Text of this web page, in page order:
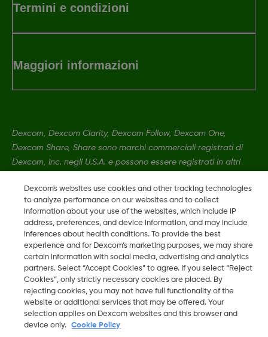
Termini e condizioni
Maggiori informazioni
Dexcom, Dexcom Clarity, Dexcom Follow, Dexcom One,
Dexcom Share, Share sono marchi commerciali registrati di
Dexcom, Inc. negli U.S.A. e possono essere registrati in altri
LBL016812 Rev001 • MAT-0358 Rev001
2026 Dexcom, Inc. Tutti i diritti riservati.
IT
Cambia regione
Dexcom's websites use cookies and other tracking technologies
to analyze performance on our websites and to collect
information about your use of the websites, which include IP
address, preferences, and device information, and may include
inferences about health conditions. To provide the best
experience and for Dexcom’s marketing purposes, we may share
certain information with social media, advertising and analytics
partners. Select “Accept Cookies” to agree. If you select “Reject
Cookies”, only strictly necessary cookies are placed. By
rejecting cookies, you may not have full functionality of the
website or additional services that may be offered. Your
selection applies on Dexcom websites and this browser and
device only.
Cookie Policy